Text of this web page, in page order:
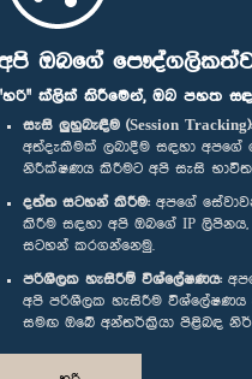
ඔබගේ
ක්ලික් කිරීමෙන්, ඔබ පහත
සැසි ලුහුබැඳීම (Session Tracking):
අත්දැකීමක් ලබාදීම සඳහා අපගේ
නිරීක්ෂණය කිරීමට අපි සැසි
දත්ත සටහන් කිරීම: අපගේ
කිරීම සඳහා අපි ඔබගේ IP
සටහන් කරගන්නෙමු.
පරිශීලක හැසිරීම් විශ්ලේෂණය:
අපි පරිශීලක හැසිරීම විශ්ලේෂණය
සමඟ ඔබේ අන්තර්ක්‍රියා පිළිබඳ